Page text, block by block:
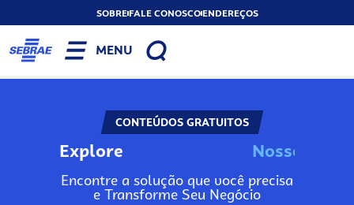
SOBREFALE CONOSCOENDEREÇOS
MENU
CONTEÚDOS GRATUITOS
Explore Nosso
Encontre a solução que você precisa
e Transforme Seu Negócio